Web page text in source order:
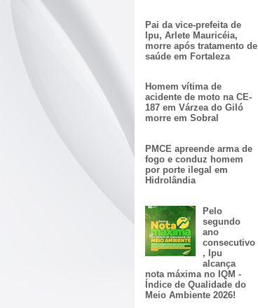
Pai da vice-prefeita de
Ipu, Arlete Mauricéia,
morre após tratamento de
saúde em Fortaleza
Homem vítima de
acidente de moto na CE-
187 em Várzea do Giló
morre em Sobral
PMCE apreende arma de
fogo e conduz homem
por porte ilegal em
Hidrolândia
Pelo
segundo
ano
consecutivo
, Ipu
alcança
nota máxima no IQM -
Índice de Qualidade do
Meio Ambiente 2026!